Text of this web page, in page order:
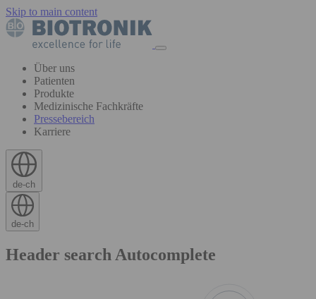
Skip to main content
Über uns
Patienten
Produkte
Medizinische Fachkräfte
Pressebereich
Karriere
de-ch
de-ch
Header search Autocomplete